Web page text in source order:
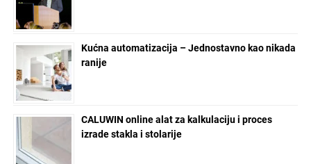
Kućna automatizacija – Jednostavno kao nikada
ranije
CALUWIN online alat za kalkulaciju i proces
izrade stakla i stolarije